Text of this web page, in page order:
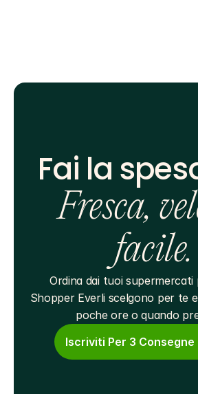
Fai la
Fresca,
facile.
Ordina dai tuoi supermercati
Shopper Everli scelgono per te
poche ore o quando
Iscriviti Per 3